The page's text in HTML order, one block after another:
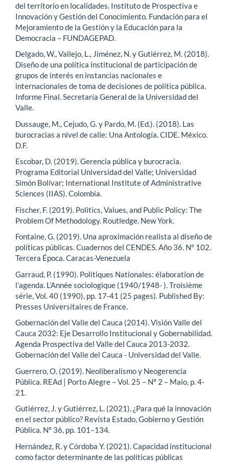
del territorio en localidades. Instituto de Prospectiva e
Innovación y Gestión del Conocimiento. Fundación para el
Mejoramiento de la Gestión y la Educación para la
Democracia – FUNDAGEPAD.
Delgado, W., Vallejo, L., Jiménez, N. y Gutiérrez, M. (2018).
Diseño de una política institucional de participación de
grupos de interés en instancias nacionales e
internacionales de toma de decisiones de política pública.
Informe Final. Secretaría General de la Universidad del
Valle.
Dussauge, M., Cejudo, G. y Pardo, M. (Ed.). (2018). Las
burocracias a nivel de calle: Una Antología. CIDE. México.
D.F.
Escobar, D. (2019). Gerencia pública y burocracia.
Programa Editorial Universidad del Valle; Universidad
Simón Bolívar; International Institute of Administrative
Sciences (IIAS). Colombia.
Fischer, F. (2019). Politics, Values, and Public Policy: The
Problem Of Methodology. Routledge. New York.
Fontaine, G. (2019). Una aproximación realista al diseño de
políticas públicas. Cuadernos del CENDES. Año 36. N° 102.
Tercera Época. Caracas-Venezuela
Garraud, P. (1990). Politiques Nationales: élaboration de
l’agenda. L’Année sociologique (1940/1948- ). Troisième
série, Vol. 40 (1990), pp. 17-41 (25 pages). Published By:
Presses Universitaires de France.
Gobernación del Valle del Cauca (2014). Visión Valle del
Cauca 2032: Eje Desarrollo Institucional y Gobernabilidad.
Agenda Prospectiva del Valle del Cauca 2013-2032.
Gobernación del Valle del Cauca - Universidad del Valle.
Guerrero, O. (2019). Neoliberalismo y Neogerencia
Pública. REAd | Porto Alegre – Vol. 25 – Nº 2 – Maio, p. 4-
21.
Gutiérrez, J. y Gutiérrez, L. (2021). ¿Para qué la innovación
en el sector público? Revista Estado, Gobierno y Gestión
Pública. Nº 36, pp. 101–134.
Hernández, R. y Córdoba Y. (2021). Capacidad institucional
como factor determinante de las políticas públicas